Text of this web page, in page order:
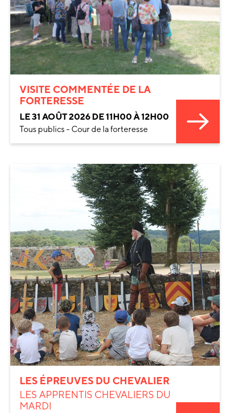
VISITE COMMENTÉE DE LA
FORTERESSE
LE 31 AOÛT 2026 DE 11H00 À 12H00
Tous publics - Cour de la forteresse
LES ÉPREUVES DU CHEVALIER
LES APPRENTIS CHEVALIERS DU
MARDI